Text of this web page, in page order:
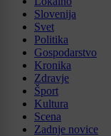
Slovenija
Svet
Politika
Gospodarstvo
Kronika
Zdravje
Šport
Kultura
Scena
Zadnje novice